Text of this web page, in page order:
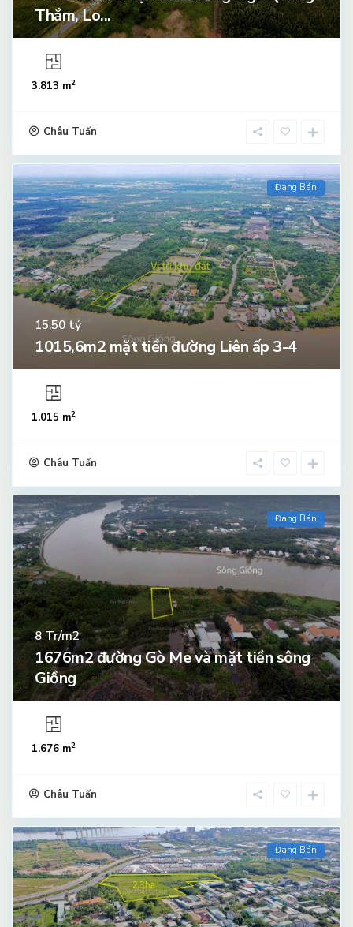
Thắm, Lo...
3.813 m2
Châu Tuấn
Đang Bán
15.50 tỷ
1015,6m2 mặt tiền đường Liên ấp 3-4
1.015 m2
Châu Tuấn
Đang Bán
8 Tr/m2
1676m2 đường Gò Me và mặt tiền sông
Giồng
1.676 m2
Châu Tuấn
Đang Bán